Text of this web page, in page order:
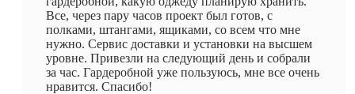
Все, через пару часов проект был готов, с
полками, штангами, ящиками, со всем что мне
нужно. Сервис доставки и установки на высшем
уровне. Привезли на следующий день и собрали
за час. Гардеробной уже пользуюсь, мне все очень
нравится. Спасибо!